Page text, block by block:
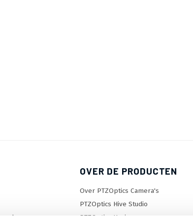
OVER DE PRODUCTEN
Over PTZOptics Camera's
PTZOptics Hive Studio
PTZOptics Horizon